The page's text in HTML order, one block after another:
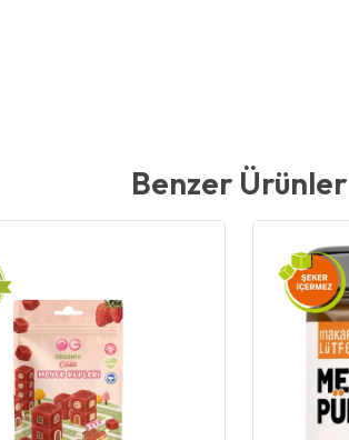
Benzer Ürünler